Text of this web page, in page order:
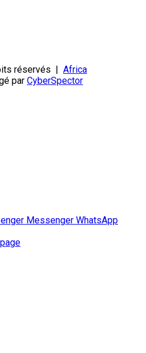
réservés | Africa
par CyberSpector
Messenger WhatsApp